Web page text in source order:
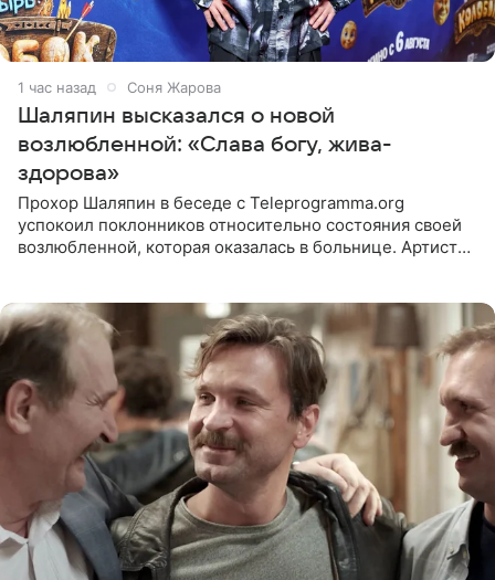
1 час назад Соня Жарова
Шаляпин высказался о новой
возлюбленной: «Слава богу, жива-
здорова»
Прохор Шаляпин в беседе с Teleprogramma.org
успокоил поклонников относительно состояния своей
возлюбленной, которая оказалась в больнице. Артист